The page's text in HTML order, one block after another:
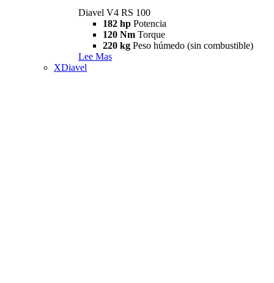
Diavel V4 RS 100
182 hp Potencia
120 Nm Torque
220 kg Peso húmedo (sin combustible)
Lee Mas
XDiavel